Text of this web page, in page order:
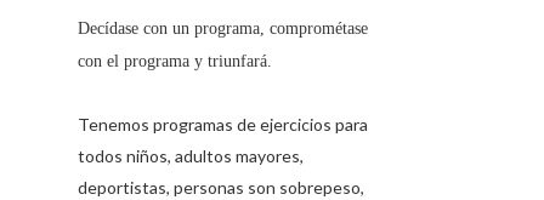
Decídase con un programa, comprométase
con el programa y triunfará.
Tenemos programas de ejercicios para
todos niños, adultos mayores,
deportistas, personas son sobrepeso,